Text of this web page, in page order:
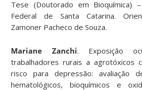
Tese (Doutorado em Bioquímica)
Federal de Santa Catarina.
Zamoner Pacheco de Souza.
Mariane Zanchi. Exposição
trabalhadores rurais a agrotóxicos
risco para depressão: avaliação
hematológicos, bioquímicos e